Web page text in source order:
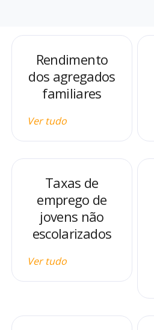
Rendimento
dos agregados
familiares
Ver tudo
Taxas de
emprego de
jovens não
escolarizados
Ver tudo